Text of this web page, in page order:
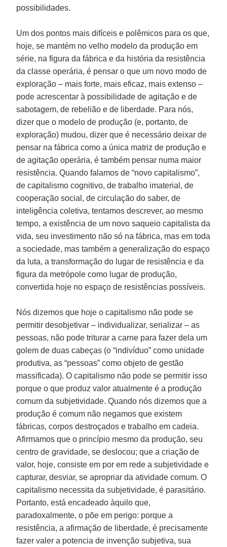
possibilidades.
Um dos pontos mais difíceis e polêmicos para os que,
hoje, se mantém no velho modelo da produção em
série, na figura da fábrica e da história da resistência
da classe operária, é pensar o que um novo modo de
exploração – mais forte, mais eficaz, mais extenso –
pode acrescentar à possibilidade de agitação e de
sabotagem, de rebelião e de liberdade. Para nós,
dizer que o modelo de produção (e, portanto, de
exploração) mudou, dizer que é necessário deixar de
pensar na fábrica como a única matriz de produção e
de agitação operária, é também pensar numa maior
resistência. Quando falamos de “novo capitalismo”,
de capitalismo cognitivo, de trabalho imaterial, de
cooperação social, de circulação do saber, de
inteligência coletiva, tentamos descrever, ao mesmo
tempo, a existência de um novo saqueio capitalista da
vida, seu investimento não só na fábrica, mas em toda
a sociedade, mas também a generalização do espaço
da luta, a transformação do lugar de resistência e da
figura da metrópole como lugar de produção,
convertida hoje no espaço de resistências possíveis.
Nós dizemos que hoje o capitalismo não pode se
permitir desobjetivar – individualizar, serializar – as
pessoas, não pode triturar a carne para fazer dela um
golem de duas cabeças (o “indivíduo” como unidade
produtiva, as “pessoas” como objeto de gestão
massificada). O capitalismo não pode se permitir isso
porque o que produz valor atualmente é a produção
comum da subjetividade. Quando nós dizemos que a
produção é comum não negamos que existem
fábricas, corpos destroçados e trabalho em cadeia.
Afirmamos que o princípio mesmo da produção, seu
centro de gravidade, se deslocou; que a criação de
valor, hoje, consiste em por em rede a subjetividade e
capturar, desviar, se apropriar da atividade comum. O
capitalismo necessita da subjetividade, é parasitário.
Portanto, está encadeado àquilo que,
paradoxalmente, o põe em perigo: porque a
resistência, a afirmação de liberdade, é precisamente
fazer valer a potencia de invenção subjetiva, sua